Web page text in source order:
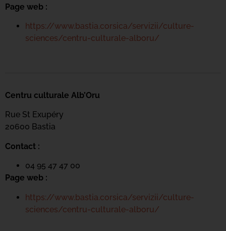
Page web :
https://www.bastia.corsica/servizii/culture-
sciences/centru-culturale-alboru/
Centru culturale Alb’Oru
Rue St Exupéry
20600 Bastia
Contact :
04 95 47 47 00
Page web :
https://www.bastia.corsica/servizii/culture-
sciences/centru-culturale-alboru/